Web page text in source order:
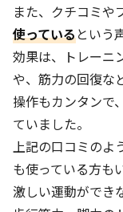
また、クチコミや
使っているという
効果は、トレーニ
や、筋力の回復な
操作もカンタンで
ていました。
上記の口コミのよ
も使っている方も
激しい運動ができ